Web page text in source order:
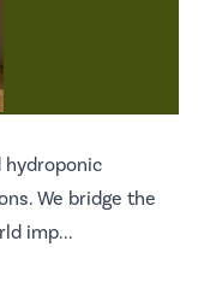
hydroponic
We bridge the
imp...